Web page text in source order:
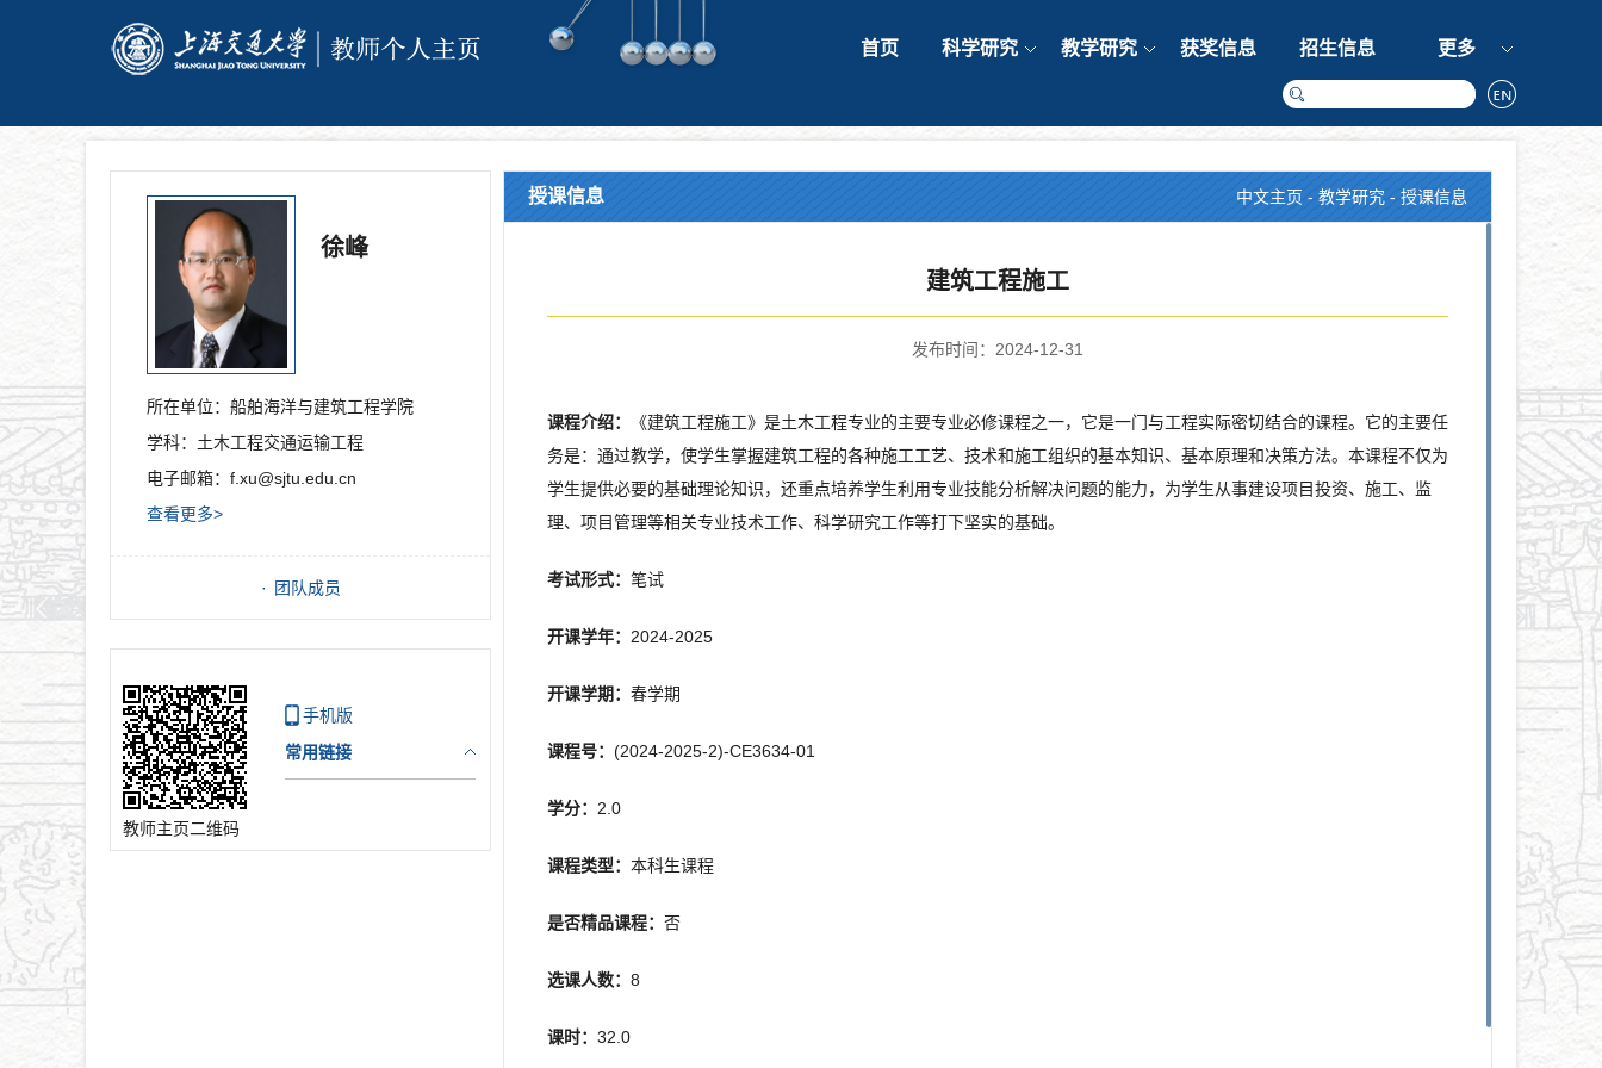
首页 科学研究 教学研究 获奖信息 招生信息 更多
徐峰
所在单位： 船舶海洋与建筑工程学院
学科： 土木工程交通运输工程
电子邮箱： f.xu@sjtu.edu.cn
查看更多>
团队成员
教师主页二维码
手机版
常用链接
授课信息 中文主页 - 教学研究 - 授课信息
建筑工程施工
发布时间：2024-12-31
课程介绍：
《建筑工程施工》是土木工程专业的主要专业必修课程之一，它是一门与工程实际密切结合的课程。它的主要任
务是：通过教学，使学生掌握建筑工程的各种施工工艺、技术和施工组织的基本知识、基本原理和决策方法。本课程不仅为
学生提供必要的基础理论知识，还重点培养学生利用专业技能分析解决问题的能力，为学生从事建设项目投资、施工、监
理、项目管理等相关专业技术工作、科学研究工作等打下坚实的基础。
考试形式： 笔试
开课学年： 2024-2025
开课学期： 春学期
课程号： (2024-2025-2)-CE3634-01
学分： 2.0
课程类型： 本科生课程
是否精品课程： 否
选课人数： 8
课时： 32.0